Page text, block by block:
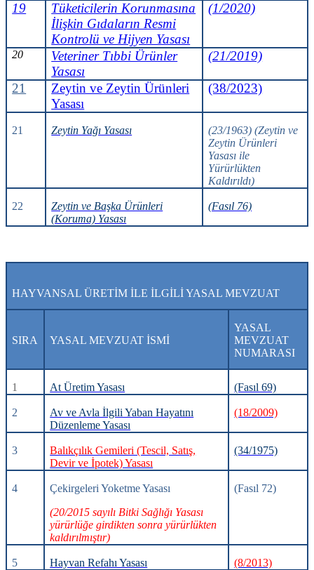
19
Tüketicilerin Korunmasına
İlişkin Gıdaların Resmi
Kontrolü ve Hijyen Yasası
(1/2020)
20
Veteriner Tıbbi Ürünler
Yasası
(21/2019)
21
Zeytin ve Zeytin Ürünleri
Yasası
(38/2023)
21 Zeytin Yağı Yasası
(23/1963) (Zeytin ve
Zeytin Ürünleri
Yasası ile
Yürürlükten
Kaldırıldı)
22
Zeytin ve Başka Ürünleri
(Koruma) Yasası
(Fasıl 76)
HAYVANSAL ÜRETİM İLE İLGİLİ YASAL MEVZUAT
SIRA YASAL MEVZUAT İSMİ
YASAL
MEVZUAT
NUMARASI
1 At Üretim Yasası (Fasıl 69)
2
Av ve Avla İlgili Yaban Hayatını
Düzenleme Yasası
(18/2009)
3
Balıkçılık Gemileri (Tescil, Satış,
Devir ve İpotek) Yasası
(34/1975)
4
Çekirgeleri Yoketme Yasası
(20/2015 sayılı Bitki Sağlığı Yasası
yürürlüğe girdikten sonra yürürlükten
kaldırılmıştır)
(Fasıl 72)
5 Hayvan Refahı Yasası (8/2013)